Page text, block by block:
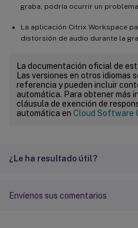
graba, podría ocurrir un
La aplicación Citrix Workspace
distorsión de audio durante la
La documentación oficial de
Las versiones en otros idiomas
referencia y pueden incluir
automática. Para obtener más
cláusula de exención de
automática en Cloud Software
¿Le ha resultado útil?
Envíenos sus comentarios